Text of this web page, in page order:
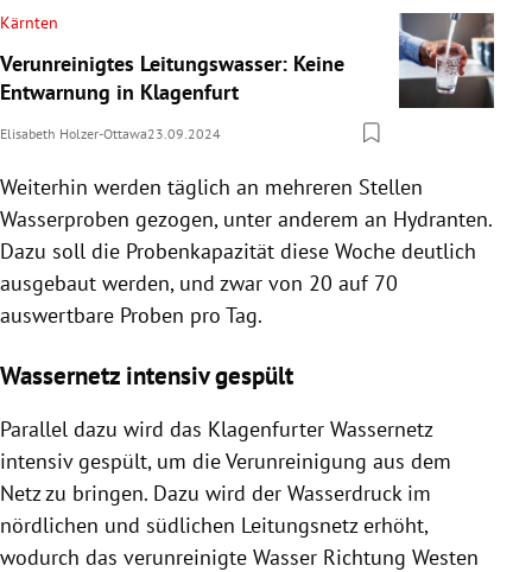
Kärnten
Verunreinigtes Leitungswasser: Keine
Entwarnung in Klagenfurt
Elisabeth Holzer-Ottawa23.09.2024
Weiterhin werden täglich an mehreren Stellen
Wasserproben gezogen, unter anderem an Hydranten.
Dazu soll die Probenkapazität diese Woche deutlich
ausgebaut werden, und zwar von 20 auf 70
auswertbare Proben pro Tag.
Wassernetz intensiv gespült
Parallel dazu wird das Klagenfurter Wassernetz
intensiv gespült, um die Verunreinigung aus dem
Netz zu bringen. Dazu wird der Wasserdruck im
nördlichen und südlichen Leitungsnetz erhöht,
wodurch das verunreinigte Wasser Richtung Westen